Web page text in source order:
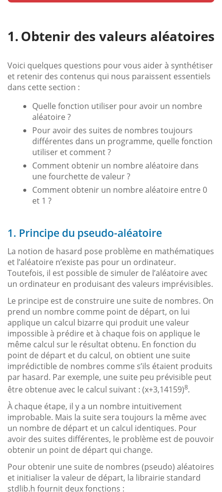
Obtenir des valeurs aléatoires
Voici quelques questions pour vous aider à synthétiser
et retenir des contenus qui nous paraissent essentiels
dans cette section :
Quelle fonction utiliser pour avoir un nombre
aléatoire ?
Pour avoir des suites de nombres toujours
différentes dans un programme, quelle fonction
utiliser et comment ?
Comment obtenir un nombre aléatoire dans
une fourchette de valeur ?
Comment obtenir un nombre aléatoire entre 0
et 1 ?
1. Principe du pseudo-aléatoire
La notion de hasard pose problème en mathématiques
et l’aléatoire n’existe pas pour un ordinateur.
Toutefois, il est possible de simuler de l’aléatoire avec
un ordinateur en produisant des valeurs imprévisibles.
Le principe est de construire une suite de nombres. On
prend un nombre comme point de départ, on lui
applique un calcul bizarre qui produit une valeur
impossible à prédire et à chaque fois on applique le
même calcul sur le résultat obtenu. En fonction du
point de départ et du calcul, on obtient une suite
imprédictible de nombres comme s’ils étaient produits
par hasard. Par exemple, une suite peu prévisible peut
être obtenue avec le calcul suivant : (x+3,14159)8.
À chaque étape, il y a un nombre intuitivement
improbable. Mais la suite sera toujours la même avec
un nombre de départ et un calcul identiques. Pour
avoir des suites différentes, le problème est de pouvoir
obtenir un point de départ qui change.
Pour obtenir une suite de nombres (pseudo) aléatoires
et initialiser la valeur de départ, la librairie standard
stdlib.h fournit deux fonctions :